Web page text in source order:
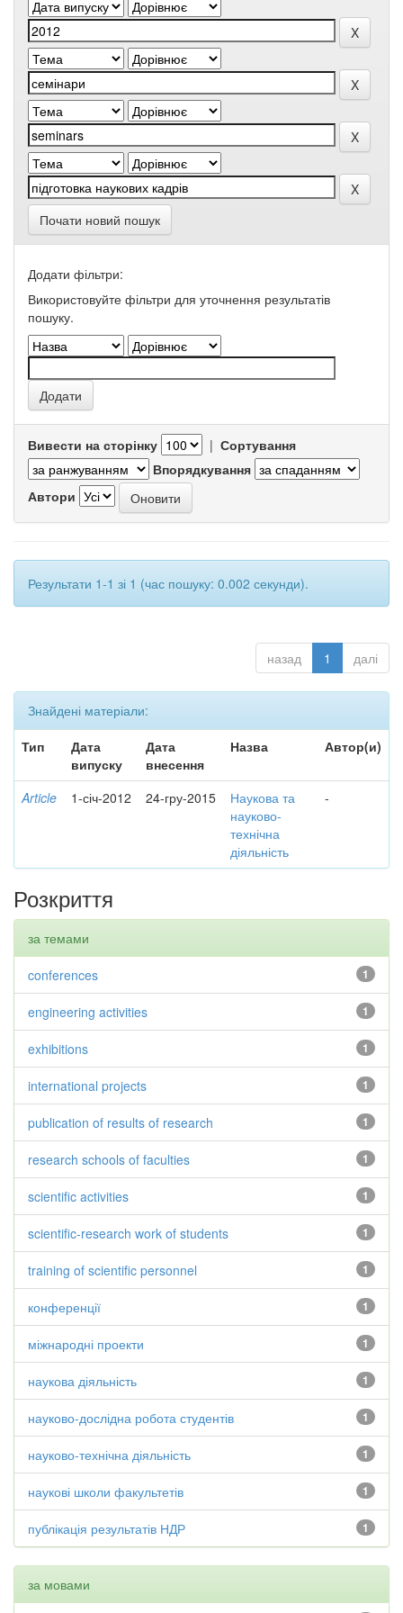
Почати новий пошук
Додати фільтри:
Використовуйте фільтри для уточнення результатів
пошуку.
Вивести на сторінку | Сортування
Впорядкування
Автори
Результати 1-1 зі 1 (час пошуку: 0.002 секунди).
назад 1 далі
Знайдені матеріали:
Тип
Дата
випуску
Дата
внесення
Назва Автор(и)
Article 1-січ-2012 24-гру-2015
Наукова та
науково-
технічна
діяльність
-
Розкриття
за темами
1
conferences
1
engineering activities
1
exhibitions
1
international projects
1
publication of results of research
1
research schools of faculties
1
scientific activities
1
scientific-research work of students
1
training of scientific personnel
1
конференції
1
міжнародні проекти
1
наукова діяльність
1
науково-дослідна робота студентів
1
науково-технічна діяльність
1
наукові школи факультетів
1
публікація результатів НДР
за мовами